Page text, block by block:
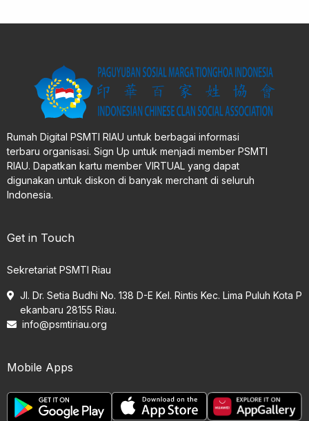
Rumah Digital PSMTI RIAU untuk berbagai informasi
terbaru organisasi. Sign Up untuk menjadi member PSMTI
RIAU. Dapatkan kartu member VIRTUAL yang dapat
digunakan untuk diskon di banyak merchant di seluruh
Indonesia.
Get in Touch
Sekretariat PSMTI Riau
Jl. Dr. Setia Budhi No. 138 D-E Kel. Rintis Kec. Lima Puluh Kota P
ekanbaru 28155 Riau.
info@psmtiriau.org
Mobile Apps